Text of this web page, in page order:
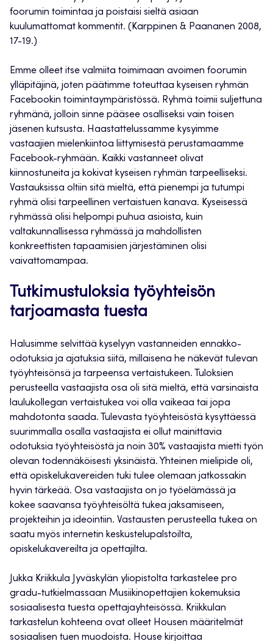
foorumin toimintaa ja poistaisi sieltä asiaan
kuulumattomat kommentit. (Karppinen & Paananen 2008,
17-19.)
Emme olleet itse valmiita toimimaan avoimen foorumin
ylläpitäjinä, joten päätimme toteuttaa kyseisen ryhmän
Facebookin toimintaympäristössä. Ryhmä toimii suljettuna
ryhmänä, jolloin sinne pääsee osalliseksi vain toisen
jäsenen kutsusta. Haastattelussamme kysyimme
vastaajien mielenkiintoa liittymisestä perustamaamme
Facebook-ryhmään. Kaikki vastanneet olivat
kiinnostuneita ja kokivat kyseisen ryhmän tarpeelliseksi.
Vastauksissa oltiin sitä mieltä, että pienempi ja tutumpi
ryhmä olisi tarpeellinen vertaistuen kanava. Kyseisessä
ryhmässä olisi helpompi puhua asioista, kuin
valtakunnallisessa ryhmässä ja mahdollisten
konkreettisten tapaamisien järjestäminen olisi
vaivattomampaa.
Tutkimustuloksia työyhteisön
tarjoamasta tuesta
Halusimme selvittää kyselyyn vastanneiden ennakko-
odotuksia ja ajatuksia siitä, millaisena he näkevät tulevan
työyhteisönsä ja tarpeensa vertaistukeen. Tuloksien
perusteella vastaajista osa oli sitä mieltä, että varsinaista
laulukollegan vertaistukea voi olla vaikeaa tai jopa
mahdotonta saada. Tulevasta työyhteisöstä kysyttäessä
suurimmalla osalla vastaajista ei ollut mainittavia
odotuksia työyhteisöstä ja noin 30% vastaajista mietti työn
olevan todennäköisesti yksinäistä. Yhteinen mielipide oli,
että opiskelukavereiden tuki tulee olemaan jatkossakin
hyvin tärkeää. Osa vastaajista on jo työelämässä ja
kokee saavansa työyhteisöltä tukea jaksamiseen,
projekteihin ja ideointiin. Vastausten perusteella tukea on
saatu myös internetin keskustelupalstoilta,
opiskelukavereilta ja opettajilta.
Jukka Kriikkula Jyväskylän yliopistolta tarkastelee pro
gradu-tutkielmassaan Musiikinopettajien kokemuksia
sosiaalisesta tuesta opettajayhteisössä. Kriikkulan
tarkastelun kohteena ovat olleet Housen määritelmät
sosiaalisen tuen muodoista. House kirjoittaa